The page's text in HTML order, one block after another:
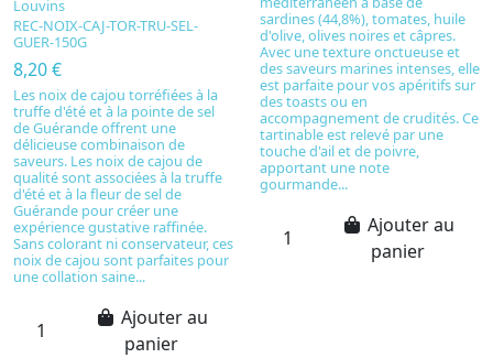
Louvins
REC-NOIX-CAJ-TOR-TRU-SEL-
GUER-150G
8,20 €
Les noix de cajou torréfiées à la
truffe d'été et à la pointe de sel
de Guérande offrent une
délicieuse combinaison de
saveurs. Les noix de cajou de
qualité sont associées à la truffe
d'été et à la fleur de sel de
Guérande pour créer une
expérience gustative raffinée.
Sans colorant ni conservateur, ces
noix de cajou sont parfaites pour
une collation saine...
Ajouter au
panier
sardines (44,8%), tomates, huile
d'olive, olives noires et câpres.
Avec une texture onctueuse et
des saveurs marines intenses, elle
est parfaite pour vos apéritifs sur
des toasts ou en
accompagnement de crudités. Ce
tartinable est relevé par une
touche d'ail et de poivre,
apportant une note
gourmande...
Ajouter au
panier